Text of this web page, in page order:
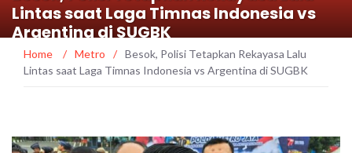
Lintas saat Laga Timnas Indonesia vs
Argentina di SUGBK
Home / Metro / Besok, Polisi Tetapkan Rekayasa Lalu
Lintas saat Laga Timnas Indonesia vs Argentina di SUGBK